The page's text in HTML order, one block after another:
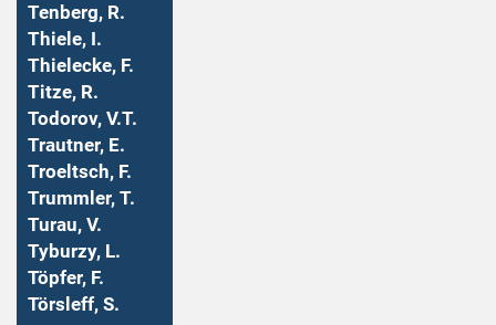
Tenberg, R.
Thiele, I.
Thielecke, F.
Titze, R.
Todorov, V.T.
Trautner, E.
Troeltsch, F.
Trummler, T.
Turau, V.
Tyburzy, L.
Töpfer, F.
Törsleff, S.